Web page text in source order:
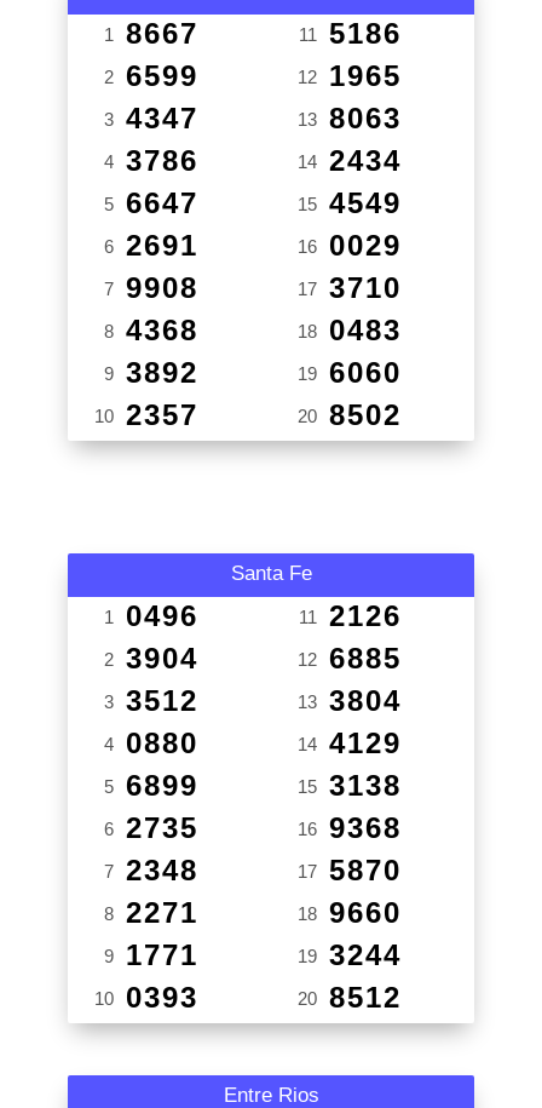
1 8667
2 6599
3 4347
4 3786
5 6647
6 2691
7 9908
8 4368
9 3892
10 2357
11 5186
12 1965
13 8063
14 2434
15 4549
16 0029
17 3710
18 0483
19 6060
20 8502
Santa Fe
1 0496
2 3904
3 3512
4 0880
5 6899
6 2735
7 2348
8 2271
9 1771
10 0393
11 2126
12 6885
13 3804
14 4129
15 3138
16 9368
17 5870
18 9660
19 3244
20 8512
Entre Rios